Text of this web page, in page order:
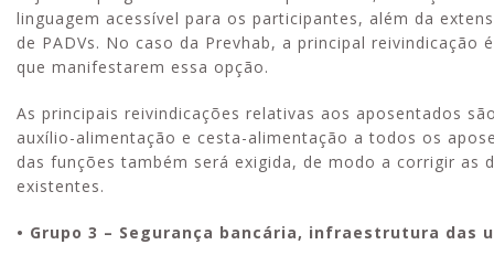
linguagem acessível para os participantes, além da
de PADVs. No caso da Prevhab, a principal
que manifestarem essa opção.
As principais reivindicações relativas aos aposentados
auxílio-alimentação e cesta-alimentação a todos os
das funções também será exigida, de modo a corrigir as
existentes.
• Grupo 3 – Segurança bancária, infraestrutura das